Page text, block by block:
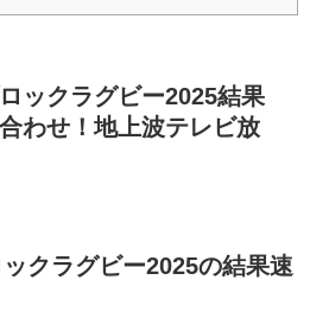
ックラグビー2025結果
わせ！地上波テレビ放
クラグビー2025の結果速